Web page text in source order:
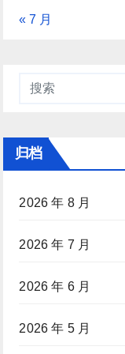
« 7 月
归档
2026 年 8 月
2026 年 7 月
2026 年 6 月
2026 年 5 月